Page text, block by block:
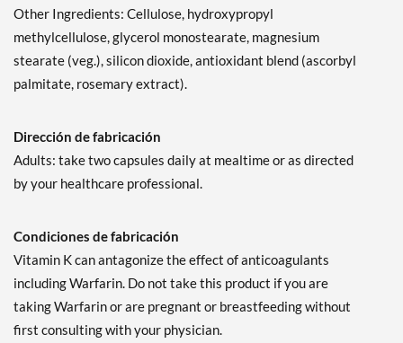
Other Ingredients: Cellulose, hydroxypropyl
methylcellulose, glycerol monostearate, magnesium
stearate (veg.), silicon dioxide, antioxidant blend (ascorbyl
palmitate, rosemary extract).
Dirección de fabricación
Adults: take two capsules daily at mealtime or as directed
by your healthcare professional.
Condiciones de fabricación
Vitamin K can antagonize the effect of anticoagulants
including Warfarin. Do not take this product if you are
taking Warfarin or are pregnant or breastfeeding without
first consulting with your physician.